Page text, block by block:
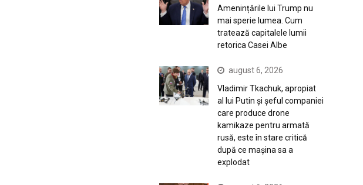
Amenințările lui Trump nu
mai sperie lumea. Cum
tratează capitalele lumii
retorica Casei Albe
august 6, 2026
Vladimir Tkachuk, apropiat
al lui Putin și șeful companiei
care produce drone
kamikaze pentru armată
rusă, este în stare critică
după ce mașina sa a
explodat